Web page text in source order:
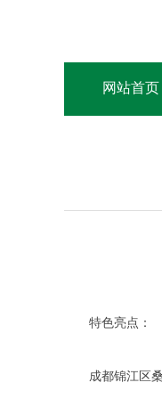
网站首页
特色亮点：
成都锦江区桑